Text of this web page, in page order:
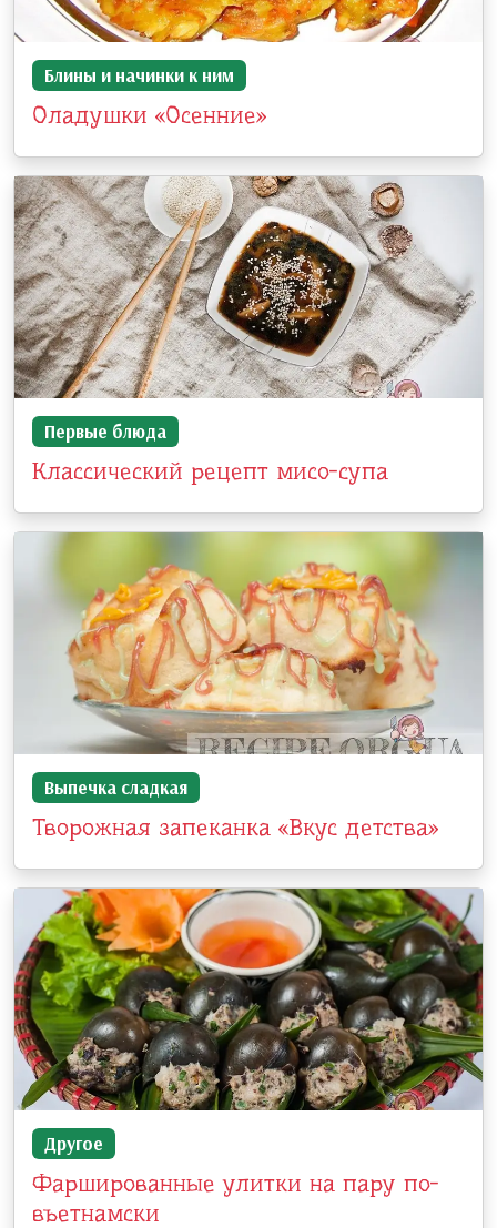
Блины и начинки к ним
Оладушки «Осенние»
Первые блюда
Классический рецепт мисо-супа
Выпечка сладкая
Творожная запеканка «Вкус детства»
Другое
Фаршированные улитки на пару по-
въетнамски